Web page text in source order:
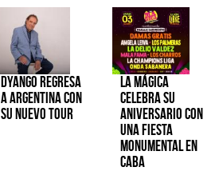
Dyango regresa
a Argentina con
su nuevo tour
La Mágica
celebra su
aniversario con
una fiesta
monumental en
CABA